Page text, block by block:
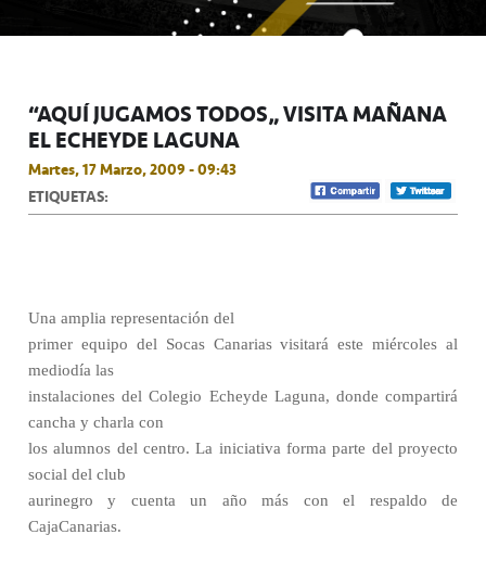
“AQUÍ JUGAMOS TODOS” VISITA MAÑANA
EL ECHEYDE LAGUNA
Martes, 17 Marzo, 2009 - 09:43
ETIQUETAS:
Una amplia representación del
primer equipo del Socas Canarias visitará este miércoles al
mediodía las
instalaciones del Colegio Echeyde Laguna, donde compartirá
cancha y charla con
los alumnos del centro. La iniciativa forma parte del proyecto
social del club
aurinegro y cuenta un año más con el respaldo de
CajaCanarias.